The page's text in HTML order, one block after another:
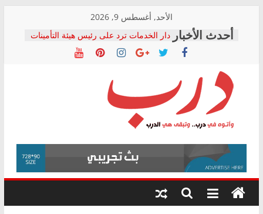
content
الأحد, أغسطس 9, 2026
دار الخدمات ترد على رئيس هيئة التأمينات
بعد مؤتمره الصحفي: إنكار الأزمة لا ينهي
معاناة أصحاب المعاشات.. ونطالب بكشف
فرحات سليمان يكتب: القطاع الصحي إلى
أين؟
حزب التحالف الشعبي يطلق لجنة “الحق
في الصحة” بالإسكندرية لرصد الانتهاكات
ودعم المرضى
الوزاري لمدينة الصحفيين.. وانتهاء أعمال
إنشاء المبنى الإداري
المجلس القومي لحقوق الإنسان يعلن
متابعة قضية الدكتور محمد زهران.. ويؤكد:
قرينة البراءة وضمانات المحاكمة العادلة
درب
وأتوه
درب..
وتبقى
هي